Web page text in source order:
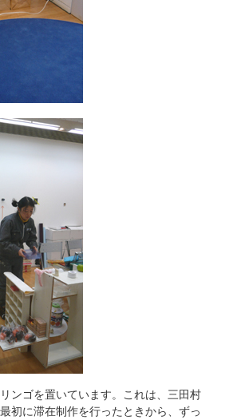
ンゴを置いています。これは、三田村
初に滞在制作を行ったときから、ずっ